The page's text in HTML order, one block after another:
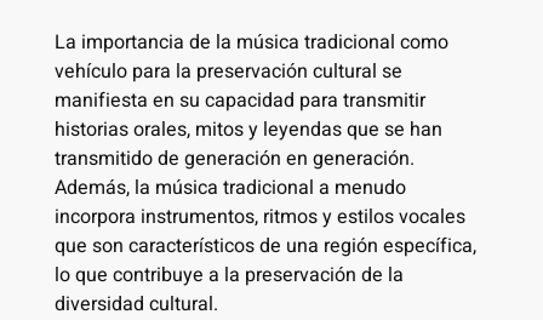
La importancia de la música tradicional como
vehículo para la preservación cultural se
manifiesta en su capacidad para transmitir
historias orales, mitos y leyendas que se han
transmitido de generación en generación.
Además, la música tradicional a menudo
incorpora instrumentos, ritmos y estilos vocales
que son característicos de una región específica,
lo que contribuye a la preservación de la
diversidad cultural.